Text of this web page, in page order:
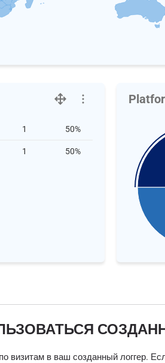
1 50%
1 50%
визитам в ваш созданный логгер.